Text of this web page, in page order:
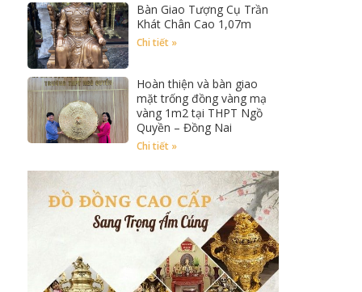
Bàn Giao Tượng Cụ Trần
Khát Chân Cao 1,07m
Chi tiết »
Hoàn thiện và bàn giao
mặt trống đồng vàng mạ
vàng 1m2 tại THPT Ngồ
Quyền – Đồng Nai
Chi tiết »